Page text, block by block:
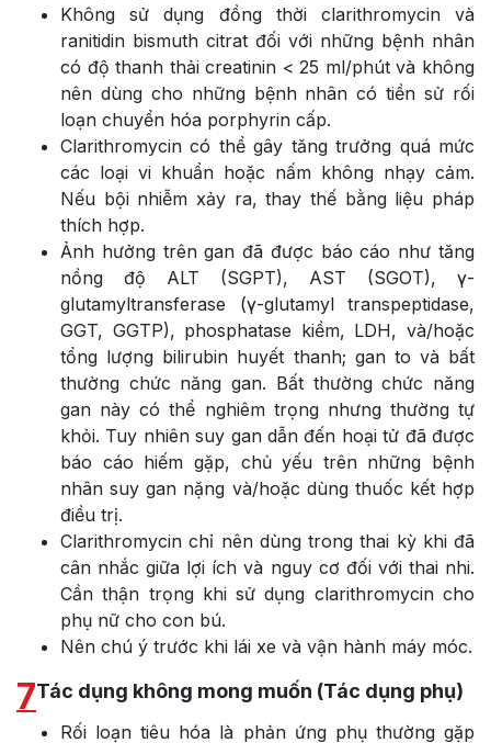
Không sử dụng đồng thời clarithromycin và
ranitidin bismuth citrat đối với những bệnh nhân
có độ thanh thải creatinin < 25 ml/phút và không
nên dùng cho những bệnh nhân có tiền sử rối
loạn chuyển hóa porphyrin cấp.
Clarithromycin có thể gây tăng trưởng quá mức
các loại vi khuẩn hoặc nấm không nhạy cảm.
Nếu bội nhiễm xảy ra, thay thế bằng liệu pháp
thích hợp.
Ảnh hưởng trên gan đã được báo cáo như tăng
nồng độ ALT (SGPT), AST (SGOT), γ-
glutamyltransferase (γ-glutamyl transpeptidase,
GGT, GGTP), phosphatase kiềm, LDH, và/hoặc
tổng lượng bilirubin huyết thanh; gan to và bất
thường chức năng gan. Bất thường chức năng
gan này có thể nghiêm trọng nhưng thường tự
khỏi. Tuy nhiên suy gan dẫn đến hoại tử đã được
báo cáo hiếm gặp, chủ yếu trên những bệnh
nhân suy gan nặng và/hoặc dùng thuốc kết hợp
điều trị.
Clarithromycin chỉ nên dùng trong thai kỳ khi đã
cân nhắc giữa lợi ích và nguy cơ đối với thai nhi.
Cần thận trọng khi sử dụng clarithromycin cho
phụ nữ cho con bú.
Nên chú ý trước khi lái xe và vận hành máy móc.
7Tác dụng không mong muốn (Tác dụng phụ)
Rối loạn tiêu hóa là phản ứng phụ thường gặp